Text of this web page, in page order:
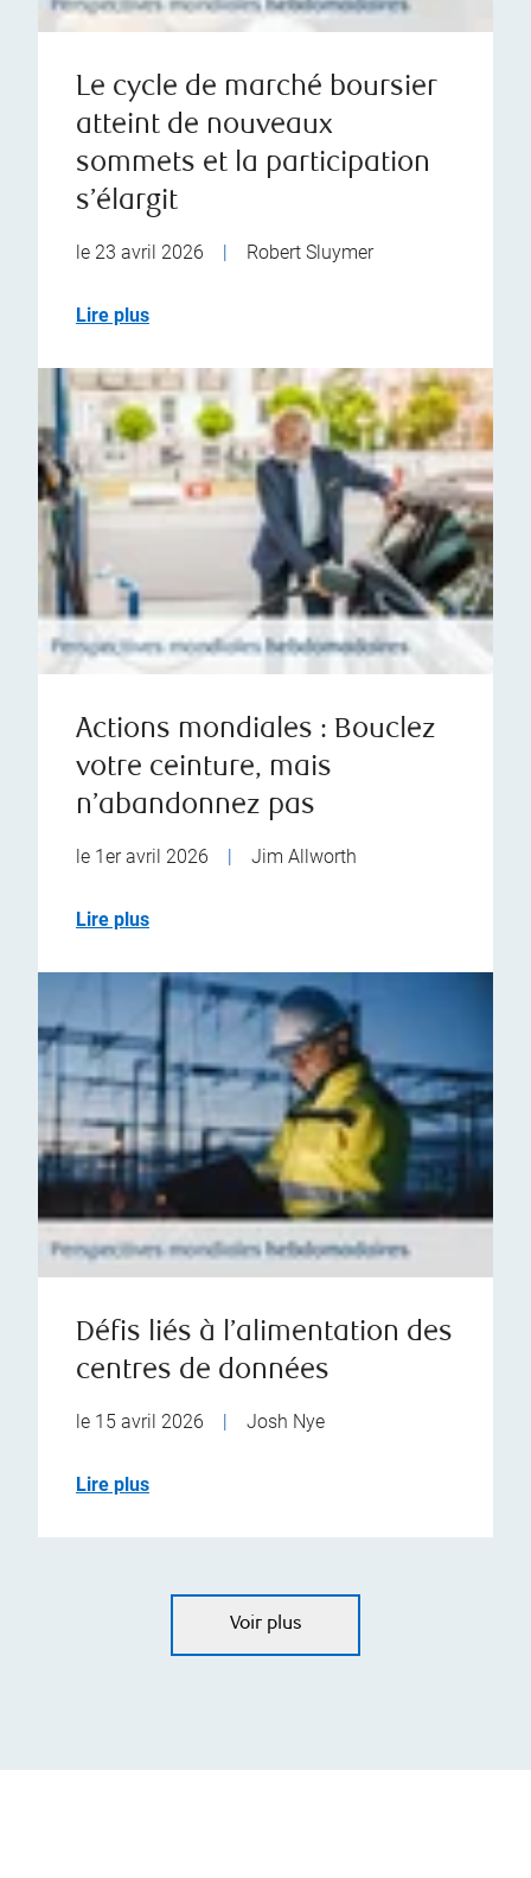
Le cycle de marché boursier
atteint de nouveaux
sommets et la participation
s’élargit
le 23 avril 2026 Robert Sluymer
Lire plus
Actions mondiales : Bouclez
votre ceinture, mais
n’abandonnez pas
le 1er avril 2026 | Jim Allworth
Lire plus
Défis liés à l’alimentation des
centres de données
le 15 avril 2026 | Josh Nye
Lire plus
Voir plus